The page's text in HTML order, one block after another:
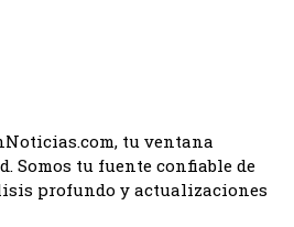
tu ventana
Somos tu fuente confiable de
profundo y actualizaciones